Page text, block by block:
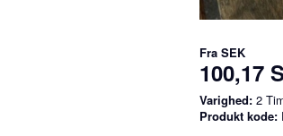
Fra SEK
100,17
Varighed: 2
Produkt kode: